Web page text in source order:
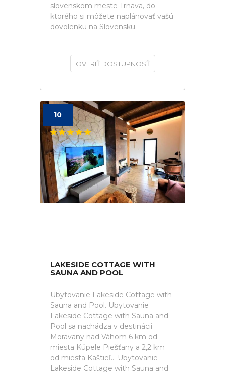
slovenskom meste Trnava, do
ktorého si môžete naplánovať vašú
dovolenku na Slovensku.
OVERIŤ DOSTUPNOSŤ
10
LAKESIDE COTTAGE WITH
SAUNA AND POOL
Ubytovanie Lakeside Cottage with
Sauna and Pool. Ubytovanie
Lakeside Cottage with Sauna and
Pool sa nachádza v destinácii
Moravany nad Váhom 6 km od
miesta Kúpele Piešťany a 2,2 km
od miesta Kaštieľ... Ubytovanie
Lakeside Cottage with Sauna and